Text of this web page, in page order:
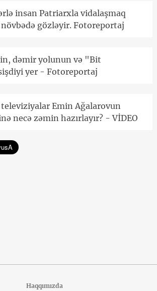
insan Patriarxla vidalaşmaq
gözləyir. Fotoreportaj
dəmir yolunun və "Bit
yer - Fotoreportaj
Emin Ağalarovun
necə zəmin hazırlayır? - VİDEO
Haqqımızda